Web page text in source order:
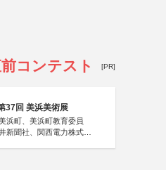
コンテスト [PR]
37回 美浜美術展
浜町、美浜町教育委員
新聞社、関西電力株式会